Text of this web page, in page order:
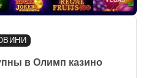
в Олимп казино